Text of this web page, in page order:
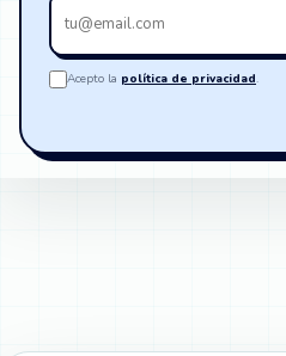
Tu
email
Acepto la política de privacidad.